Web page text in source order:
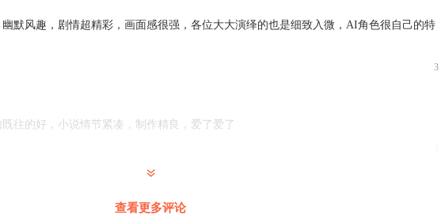
默风趣，剧情超精彩，画面感很强，各位大大演绎的也是细致入微，AI角色很自己的特
3
往的好，小说情节紧凑，制作精良，爱了爱了
的电影，明明爱过，最后却要分开，然后相忘于江湖，不知道这部书会不会有情人终成眷属
查看更多评论